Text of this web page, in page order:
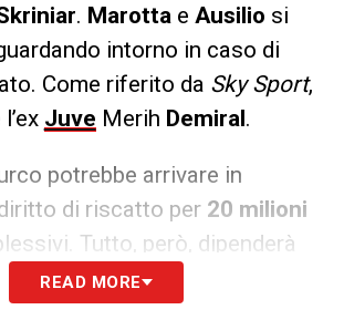
. Marotta e Ausilio si
intorno in caso di
Come riferito da Sky Sport,
Juve Merih Demiral.
potrebbe arrivare in
di riscatto per20 milioni
Tutto, però, dipenderà
di Skriniar.
READ MORE